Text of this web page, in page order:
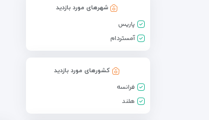
شهرهای مورد بازدید
پاریس
آمستردام
کشورهای مورد بازدید
فرانسه
هلند